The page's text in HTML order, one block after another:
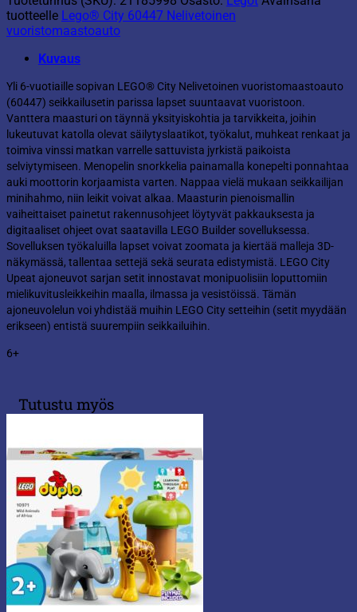
tuotteelle Lego® City 60447 Nelivetoinen
vuoristomaastoauto
Kuvaus
Yli 6-vuotiaille sopivan LEGO® City Nelivetoinen vuoristomaastoauto
(60447) seikkailusetin parissa lapset suuntaavat vuoristoon.
Vanttera maasturi on täynnä yksityiskohtia ja tarvikkeita, joihin
lukeutuvat katolla olevat säilytyslaatikot, työkalut, muhkeat renkaat ja
toimiva vinssi matkan varrelle sattuvista jyrkistä paikoista
selviytymiseen. Menopelin snorkkelia painamalla konepelti ponnahtaa
auki moottorin korjaamista varten. Nappaa vielä mukaan seikkailijan
minihahmo, niin leikit voivat alkaa. Maasturin pienoismallin
vaiheittaiset painetut rakennusohjeet löytyvät pakkauksesta ja
digitaaliset ohjeet ovat saatavilla LEGO Builder sovelluksessa.
Sovelluksen työkaluilla lapset voivat zoomata ja kiertää malleja 3D-
näkymässä, tallentaa settejä sekä seurata edistymistä. LEGO City
Upeat ajoneuvot sarjan setit innostavat monipuolisiin loputtomiin
mielikuvitusleikkeihin maalla, ilmassa ja vesistöissä. Tämän
ajoneuvolelun voi yhdistää muihin LEGO City setteihin (setit myydään
erikseen) entistä suurempiin seikkailuihin.
6+
Tutustu myös